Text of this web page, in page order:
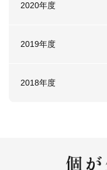
2020年度
2019年度
2018年度